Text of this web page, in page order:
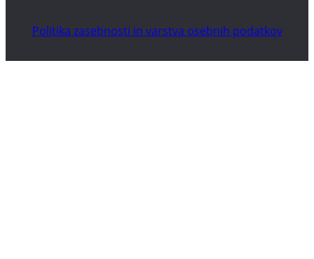
Politika zasebnosti in varstva osebnih podatkov